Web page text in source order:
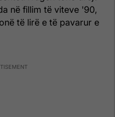
në fillim të viteve '90,
të lirë e të pavarur e